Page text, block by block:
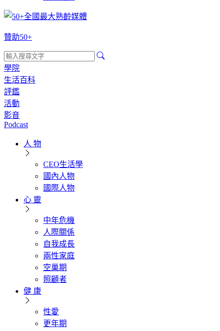
贊助50+
學院
生活百科
評鑑
活動
影音
Podcast
人 物
CEO生活學
國內人物
國際人物
心 靈
中年危機
人際關係
自我成長
兩性家庭
空巢期
照顧者
健 康
性愛
更年期